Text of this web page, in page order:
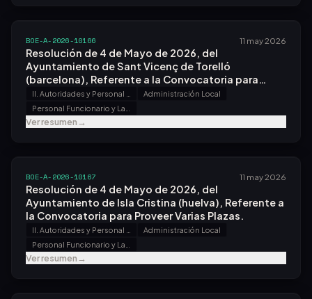
BOE-A-2026-10166 11 may 2026
Resolución de 4 de Mayo de 2026, del
Ayuntamiento de Sant Vicenç de Torelló
(barcelona), Referente a la Convocatoria para
Proveer Una Plaza.
Administración Local
Ver resumen→
BOE-A-2026-10167 11 may 2026
Resolución de 4 de Mayo de 2026, del
Ayuntamiento de Isla Cristina (huelva), Referente a
la Convocatoria para Proveer Varias Plazas.
Administración Local
Ver resumen→